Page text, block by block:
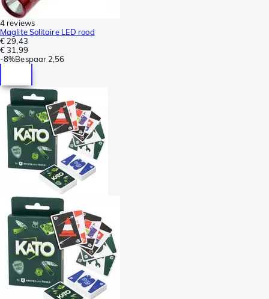
4 reviews
Maglite Solitaire LED rood
€ 29,43
€ 31,99
-8%Bespaar 2,56